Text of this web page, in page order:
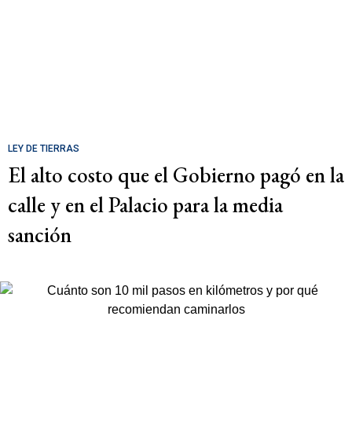
LEY DE TIERRAS
El alto costo que el Gobierno pagó en la
calle y en el Palacio para la media
sanción